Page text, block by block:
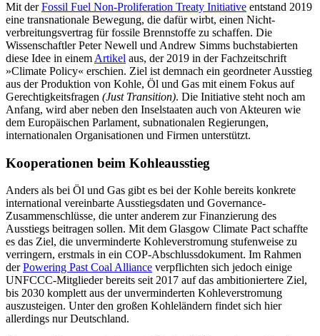
Mit derFossil Fuel Non-Proliferation Treaty Initiative entstand 2019
eine transnationale Bewegung, die dafür wirbt, einen Nicht­
verbreitungsvertrag für fossile Brennstoffe zu schaffen. Die
Wissenschaftler Peter Newell und Andrew Simms buchstabierten
diese Idee in einem Artikel aus, der 2019 in der Fachzeitschrift
»Climate Policy« er­schien. Ziel ist demnach ein geordneter Ausstieg
aus der Produktion von Kohle, Öl und Gas mit einem Fokus auf
Gerechtig­keitsfragen (Just Transition). Die Initiative steht noch am
Anfang, wird aber neben den Inselstaaten auch von Akteuren wie
dem Europäischen Parlament, subnationalen Regierungen,
internationalen Organisatio­nen und Firmen unterstützt.
Kooperationen beim Kohle­ausstieg
Anders als bei Öl und Gas gibt es bei der Kohle bereits konkrete
international ver­einbarte Ausstiegsdaten und Governance-
Zusammenschlüsse, die unter anderem zur Finanzierung des
Ausstiegs beitragen sol­len. Mit dem Glasgow Climate Pact schaffte
es das Ziel, die unverminderte Kohleverstro­mung stufenweise zu
verringern, erstmals in ein COP-Abschlussdokument. Im Rah­men
derPowering Past Coal Alliance ver­pflich­ten sich jedoch einige
UNFCCC-Mitglieder bereits seit 2017 auf das ambitioniertere Ziel,
bis 2030 komplett aus der unvermin­derten Kohleverstromung
auszusteigen. Unter den großen Kohleländern findet sich hier
allerdings nur Deutschland.